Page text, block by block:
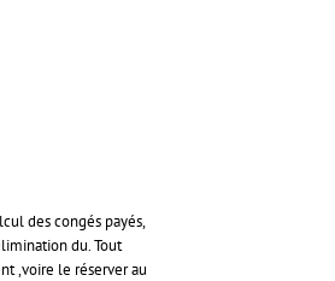
des congés payés,
du. Tout
,voire le réserver au